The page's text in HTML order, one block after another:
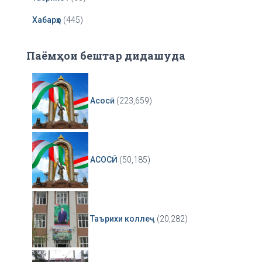
Хабарҳо (445)
Паёмҳои бештар дидашуда
Асосӣ (223,659)
АСОСӢ (50,185)
Таърихи коллеҷ (20,282)